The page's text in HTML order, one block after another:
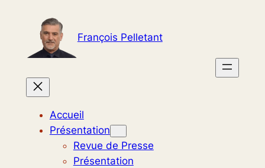
contenu
François Pelletant
Accueil
Présentation
Revue de Presse
Présentation